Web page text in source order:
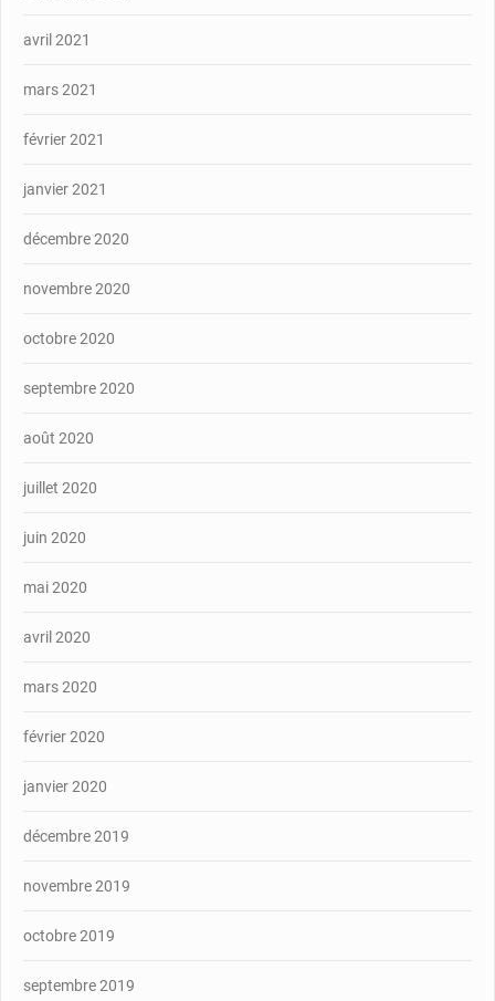
avril 2021
mars 2021
février 2021
janvier 2021
décembre 2020
novembre 2020
octobre 2020
septembre 2020
août 2020
juillet 2020
juin 2020
mai 2020
avril 2020
mars 2020
février 2020
janvier 2020
décembre 2019
novembre 2019
octobre 2019
septembre 2019